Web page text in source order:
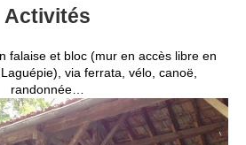
Activités
falaise et bloc (mur en accès libre en
via ferrata, vélo, canoë,
randonnée…